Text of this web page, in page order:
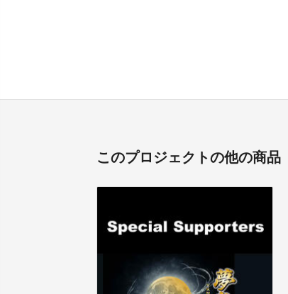
このプロジェクトの他の商品